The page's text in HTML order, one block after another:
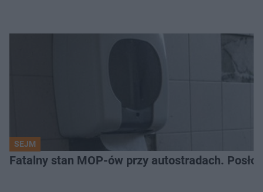
SEJM
Fatalny stan MOP-ów przy autostradach.